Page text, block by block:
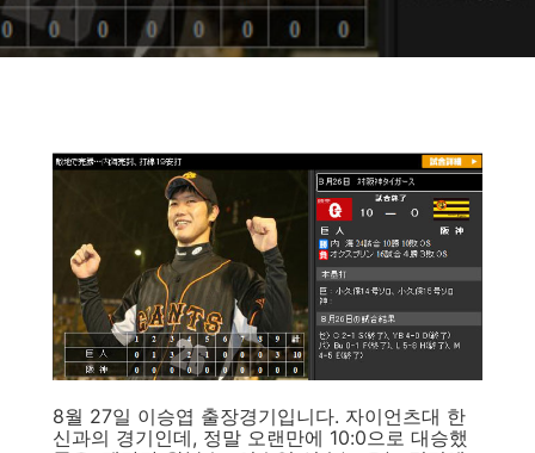
8월 27일 이승엽 출장경기입니다. 자이언츠대 한
신과의 경기인데, 정말 오랜만에 10:0으로 대승했